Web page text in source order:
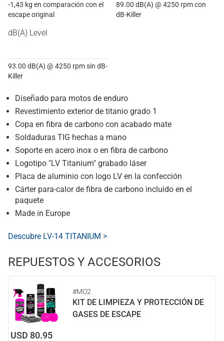
-1,43 kg en comparación con el
escape original
89.00 dB(A) @ 4250 rpm con
dB-Killer
dB(A) Level
93.00 dB(A) @ 4250 rpm sin dB-
Killer
Diseñado para motos de enduro
Revestimiento exterior de titanio grado 1
Copa en fibra de carbono con acabado mate
Soldaduras TIG hechas a mano
Soporte en acero inox o en fibra de carbono
Logotipo "LV Titanium" grabado láser
Placa de aluminio con logo LV en la confección
Cárter para-calor de fibra de carbono incluido en el
paquete
Made in Europe
Descubre LV-14 TITANIUM >
REPUESTOS Y ACCESORIOS
#MO2
KIT DE LIMPIEZA Y PROTECCIÓN DE
GASES DE ESCAPE
USD 80.95